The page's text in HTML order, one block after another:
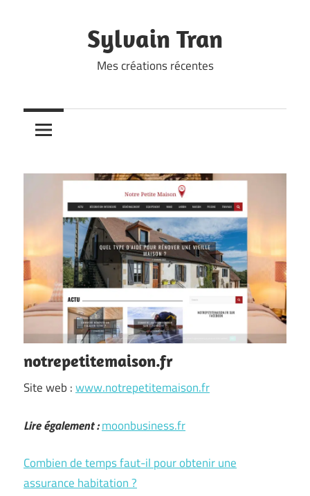
Sylvain Tran
Mes créations récentes
notrepetitemaison.fr
Site web :www.notrepetitemaison.fr
Lire également :moonbusiness.fr
Combien de temps faut-il pour obtenir une
assurance habitation ?